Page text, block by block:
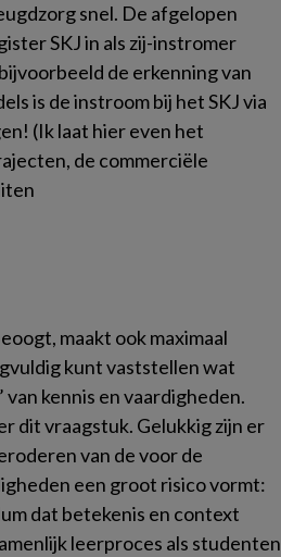
snel. De afgelopen
SKJ in als zij-instromer
de erkenning van
is de instroom bij het SKJ via
(Ik laat hier even het
de commerciële
maakt ook maximaal
kunt vaststellen wat
van kennis en vaardigheden.
dit vraagstuk. Gelukkig zijn er
van de voor de
een groot risico vormt:
dat betekenis en context
leerproces als studenten